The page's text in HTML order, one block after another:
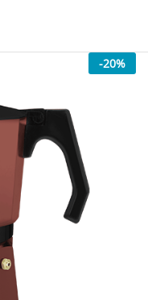
-20%